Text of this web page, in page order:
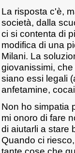
La risposta c'è,
società, dalla
ci si contenta di
modifica di una
Milani. La
giovanissimi,
siano essi legali
anfetamine,
Non ho simpatia
mi onoro di fare
di aiutarli a stare
Quando ci